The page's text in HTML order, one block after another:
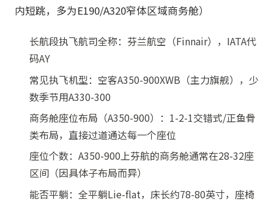
内短跳，多为E190/A320窄体区域商务舱）
长航段执飞航司全称：芬兰航空（Finnair），IATA代
码AY
常见执飞机型：空客A350-900XWB（主力旗舰），少
数季节用A330-300
商务舱座位布局（A350-900）：1-2-1交错式/正鱼骨
类布局，直接过道通达每一个座位
座位个数：A350-900上芬航的商务舱通常在28-32座
区间（因具体子布局而异）
能否平躺：全平躺Lie-flat，床长约78-80英寸，座椅